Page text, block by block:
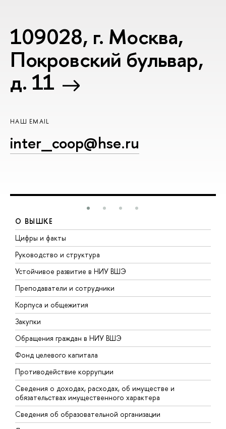
109028, г. Москва,
Покровский бульвар,
д. 11
НАШ EMAIL
inter_coop@hse.ru
О ВЫШКЕ
Цифры и факты
Руководство и структура
Устойчивое развитие в НИУ ВШЭ
Преподаватели и сотрудники
Корпуса и общежития
Закупки
Обращения граждан в НИУ ВШЭ
Фонд целевого капитала
Противодействие коррупции
Сведения о доходах, расходах, об имуществе и
обязательствах имущественного характера
Сведения об образовательной организации